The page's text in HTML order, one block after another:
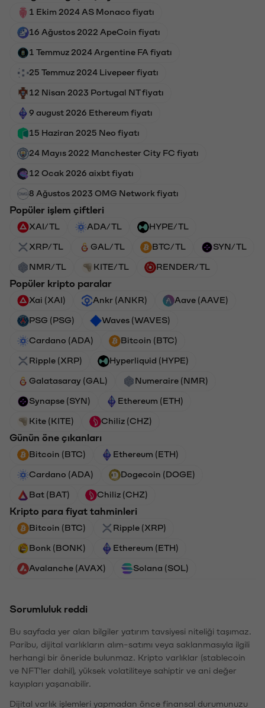
1 Ekim 2024 AS Monaco fiyatı
16 Ağustos 2022 ApeCoin fiyatı
1 Temmuz 2024 Argentine FA fiyatı
25 Temmuz 2024 Livepeer fiyatı
12 Nisan 2023 Portugal NT fiyatı
9 august 2026 Ethereum fiyatı
15 Haziran 2025 Neo fiyatı
24 Mayıs 2022 Manchester City FC fiyatı
12 Ocak 2026 aixbt fiyatı
8 Ağustos 2023 OMG Network fiyatı
Popüler işlem çiftleri
XAI/TL ADA/TL HYPE/TL
XRP/TL GAL/TL BTC/TL SYN/TL
NMR/TL KITE/TL RENDER/TL
Popüler kripto paralar
Xai (XAI) Ankr (ANKR) Aave (AAVE)
PSG (PSG) Waves (WAVES)
Cardano (ADA) Bitcoin (BTC)
Ripple (XRP) Hyperliquid (HYPE)
Galatasaray (GAL) Numeraire (NMR)
Synapse (SYN) Ethereum (ETH)
Kite (KITE) Chiliz (CHZ)
Günün öne çıkanları
Bitcoin (BTC) Ethereum (ETH)
Cardano (ADA) Dogecoin (DOGE)
Bat (BAT) Chiliz (CHZ)
Kripto para fiyat tahminleri
Bitcoin (BTC) Ripple (XRP)
Bonk (BONK) Ethereum (ETH)
Avalanche (AVAX) Solana (SOL)
Sorumluluk reddi
Bu sayfada yer alan bilgiler yatırım tavsiyesi niteliği taşımaz.
Paribu, dijital varlıkların alım-satımı veya saklanmasıyla ilgili
herhangi bir öneride bulunmaz. Kripto varlıklar (stablecoin
ve NFT'ler dahil), yüksek volatiliteye sahiptir ve ani değer
kayıpları yaşanabilir.
Dijital varlık işlemleri yapmadan önce finansal durumunuzu